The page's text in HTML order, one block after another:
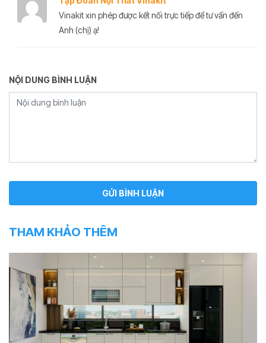
Vinakit xin phép được kết nối trực tiếp để tư vấn đến
Anh (chị) ạ!
NỘI DUNG BÌNH LUẬN
THAM KHẢO THÊM